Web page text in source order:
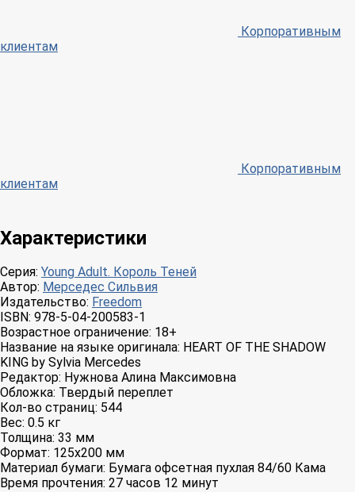
Корпоративным
клиентам
Корпоративным
клиентам
Характеристики
Серия: Young Adult. Король Теней
Автор: Мерседес Сильвия
Издательство: Freedom
ISBN: 978-5-04-200583-1
Возрастное ограничение: 18+
Название на языке оригинала: HEART OF THE SHADOW
KING by Sylvia Mercedes
Редактор: Нужнова Алина Максимовна
Обложка: Твердый переплет
Кол-во страниц: 544
Вес: 0.5 кг
Толщина: 33 мм
Формат: 125x200 мм
Материал бумаги: Бумага офсетная пухлая 84/60 Кама
Время прочтения: 27 часов 12 минут